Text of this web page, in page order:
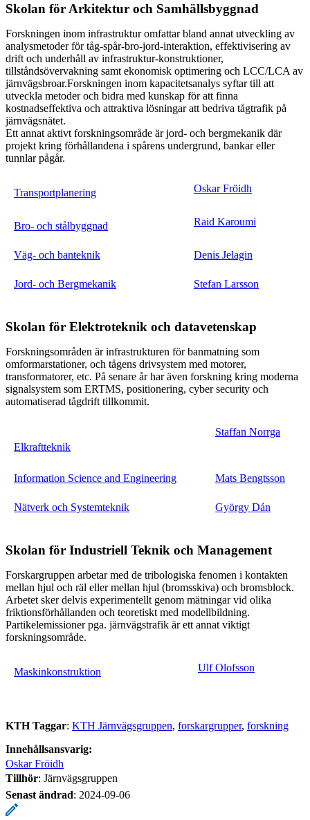
Skolan för Arkitektur och Samhällsbyggnad
Forskningen inom infrastruktur omfattar bland annat utveckling av
analysmetoder för tåg-spår-bro-jord-interaktion, effektivisering av
drift och underhåll av infrastruktur-konstruktioner,
tillståndsövervakning samt ekonomisk optimering och LCC/LCA av
järnvägsbroar.Forskningen inom kapacitetsanalys syftar till att
utveckla metoder och bidra med kunskap för att finna
kostnadseffektiva och attraktiva lösningar att bedriva tågtrafik på
järnvägsnätet.
Ett annat aktivt forskningsområde är jord- och bergmekanik där
projekt kring förhållandena i spårens undergrund, bankar eller
tunnlar pågår.
Transportplanering Oskar Fröidh
Bro- och stålbyggnad Raid Karoumi
Väg- och banteknik Denis Jelagin
Jord- och Bergmekanik Stefan Larsson
Skolan för Elektroteknik och datavetenskap
Forskningsområden är infrastrukturen för banmatning som
omformarstationer, och tågens drivsystem med motorer,
transformatorer, etc. På senare år har även forskning kring moderna
signalsystem som ERTMS, positionering, cyber security och
automatiserad tågdrift tillkommit.
Elkraftteknik
Staffan Norrga
Information Science and Engineering Mats Bengtsson
Nätverk och Systemteknik György Dán
Skolan för Industriell Teknik och Management
Forskargruppen arbetar med de tribologiska fenomen i kontakten
mellan hjul och räl eller mellan hjul (bromsskiva) och bromsblock.
Arbetet sker delvis experimentellt genom mätningar vid olika
friktionsförhållanden och teoretiskt med modellbildning.
Partikelemissioner pga. järnvägstrafik är ett annat viktigt
forskningsområde.
Maskinkonstruktion Ulf Olofsson
KTH Taggar: KTH Järnvägsgruppen forskargrupper forskning
Innehållsansvarig:
Oskar Fröidh
Tillhör: Järnvägsgruppen
Senast ändrad: 2024-09-06